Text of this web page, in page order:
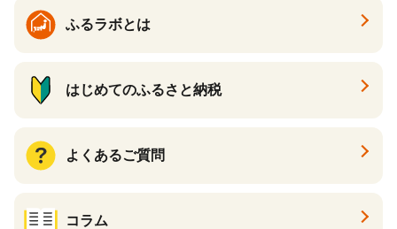
ふるラボとは
はじめてのふるさと納税
よくあるご質問
コラム